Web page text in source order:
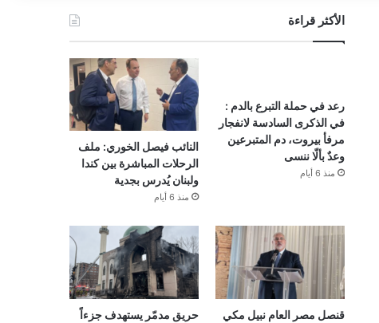
الأكثر قراءة
رعد في حملة التبرع بالدم :
في الذكرى السادسة لانفجار
مرفأ بيروت، دم المتبرعين
وعدٌ بألّا ننسى
منذ 6 أيام
النائب فيصل الخوري: ملف
الرحلات المباشرة بين كندا
ولبنان يُدرس بجدية
منذ 6 أيام
قنصل مصر العام نبيل مكي
حريق مدمّر يستهدف جزءاً